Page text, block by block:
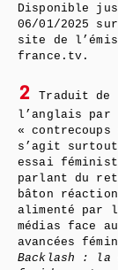
Disponible
06/01/2025
site de
france.tv.
2
Traduit de
l’anglais par
«
s’agit surtout
essai
parlant du
bâton
alimenté par
médias face
avancées
Backlash : la